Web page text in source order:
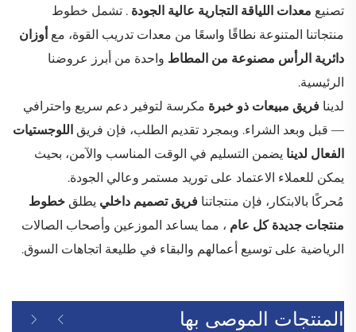
تصنيع معدات اللياقة التجارية عالية الجودة . تشمل خطوط
منتجاتنا المتنوعة نطاقًا واسعًا من معدات تدريب القوة، مع أوزان
دائرية الرأس مصنوعة من المطاط واحدة من أبرز عروضنا
الرئيسية.
لدينا فريق مبيعات ذو خبرة مكرسة لتوفير دعم سريع واحترافي
— قبل وبعد الشراء. وبمجرد تقديم الطلب، فإن فريق اللوجستيات
الفعال لدينا يضمن التسليم في الوقت المناسب والآمن، بحيث
يمكن للعملاء الاعتماد على توريد مستمر وعالي الجودة.
مُحركًا بالابتكار، فإن منتجاتنا فريق تصميم داخلي يطلق خطوط
منتجات جديدة كل عام ، مما يساعد الموزعين وأصحاب الصالات
الرياضية على توسيع أعمالهم والبقاء في طليعة اتجاهات السوق.
المنتجات الموصى بها